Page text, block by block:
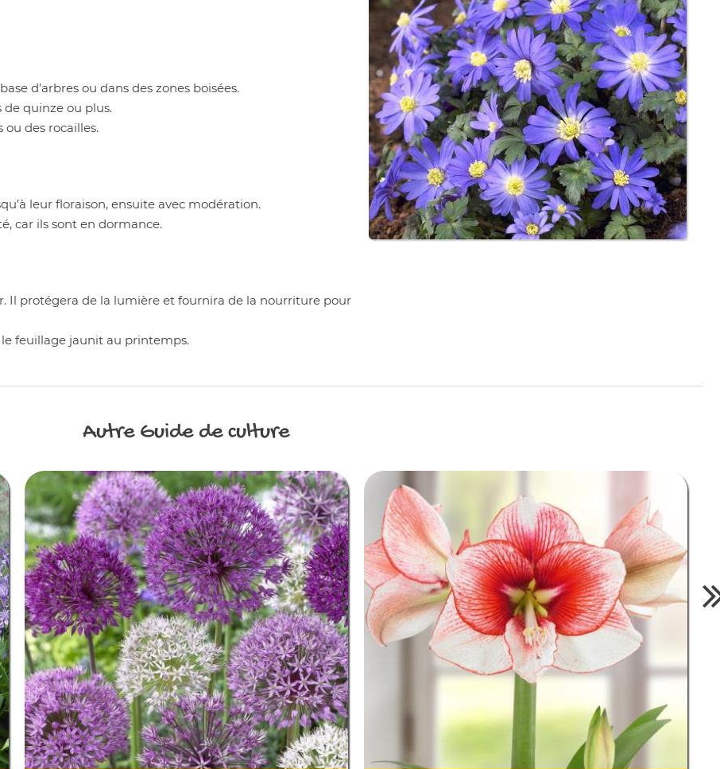
d’arbres ou dans des zones boisées.
quinze ou plus.
des rocailles.
leur floraison, ensuite avec modération.
car ils sont en dormance.
Il protégera de la lumière et fournira de la nourriture pour
feuillage jaunit au printemps.
Autre Guide de culture